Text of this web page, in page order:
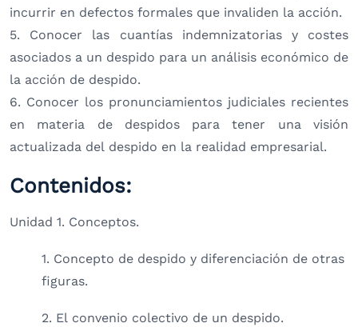
incurrir en defectos formales que invaliden la acción.
5. Conocer las cuantías indemnizatorias y costes
asociados a un despido para un análisis económico de
la acción de despido.
6. Conocer los pronunciamientos judiciales recientes
en materia de despidos para tener una visión
actualizada del despido en la realidad empresarial.
Contenidos:
Unidad 1. Conceptos.
1. Concepto de despido y diferenciación de otras
figuras.
2. El convenio colectivo de un despido.